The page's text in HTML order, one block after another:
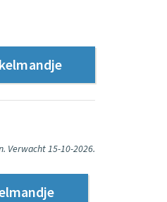
Verwacht 15-10-2026.